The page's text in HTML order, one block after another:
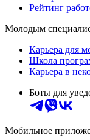
Рейтинг
Молодым
Карьера для
Школа
Карьера в
Боты для
Мобильное